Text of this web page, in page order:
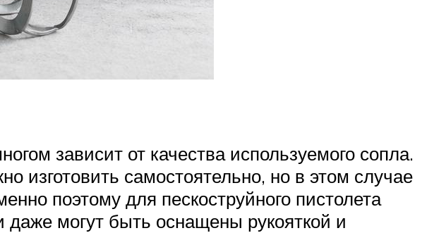
зависит от качества используемого сопла.
изготовить самостоятельно, но в этом случае
поэтому для пескоструйного пистолета
могут быть оснащены рукояткой и